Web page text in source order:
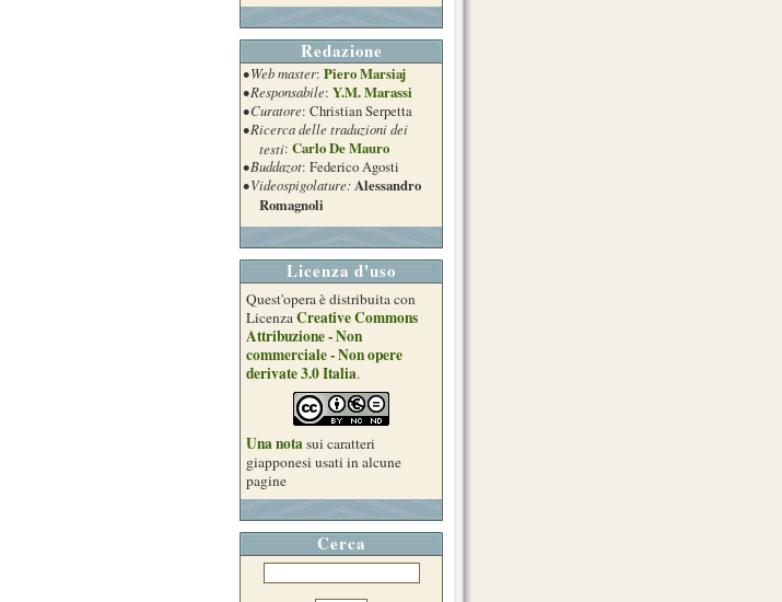
Redazione
• Web master: Piero Marsiaj
• Responsabile: Y.M. Marassi
• Curatore: Christian Serpetta
• Ricerca delle traduzioni dei
testi: Carlo De Mauro
• Buddazot: Federico Agosti
• Videospigolature:Alessandro
Romagnoli
Licenza d'uso
Quest'opera è distribuita con
LicenzaCreative Commons
Attribuzione - Non
commerciale - Non opere
derivate 3.0 Italia.
Una notasui caratteri
giapponesi usati in alcune
pagine
Cerca